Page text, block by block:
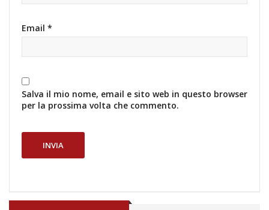
Email *
Salva il mio nome, email e sito web in questo browser
per la prossima volta che commento.